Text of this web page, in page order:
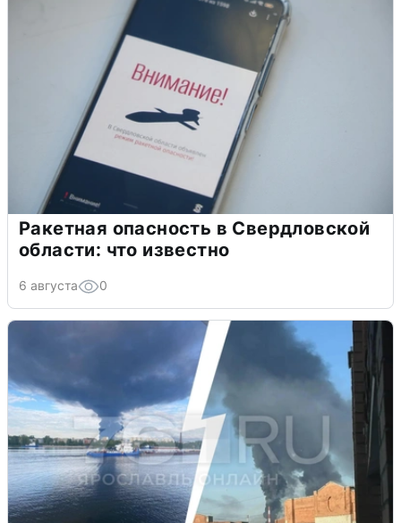
Ракетная опасность в Свердловской
области: что известно
6 августа 0